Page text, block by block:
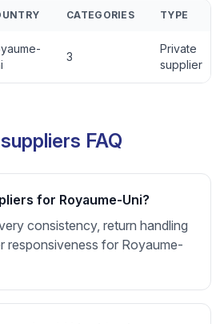
CATEGORIES TYPE
3
Private
supplier
FAQ
for Royaume-Uni?
consistency, return handling
responsiveness for Royaume-